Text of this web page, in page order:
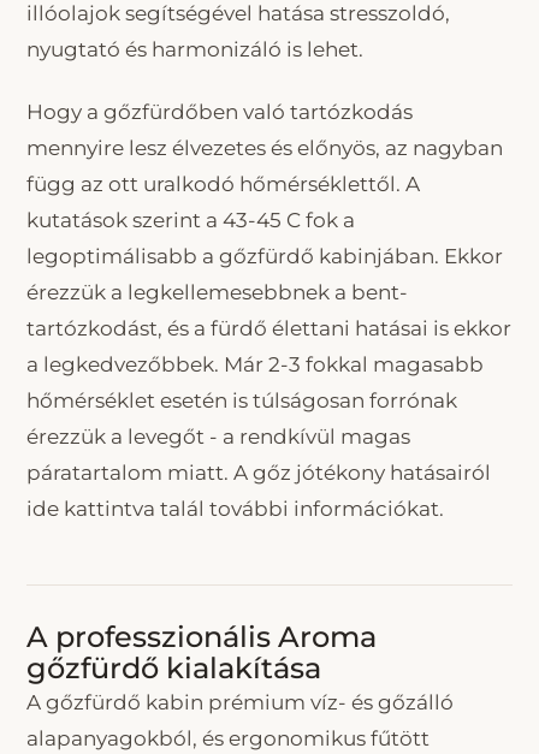
illóolajok segítségével hatása stresszoldó,
nyugtató és harmonizáló is lehet.
Hogy a gőzfürdőben való tartózkodás
mennyire lesz élvezetes és előnyös, az nagyban
függ az ott uralkodó hőmérséklettől. A
kutatások szerint a 43-45 C fok a
legoptimálisabb a gőzfürdő kabinjában. Ekkor
érezzük a legkellemesebbnek a bent-
tartózkodást, és a fürdő élettani hatásai is ekkor
a legkedvezőbbek. Már 2-3 fokkal magasabb
hőmérséklet esetén is túlságosan forrónak
érezzük a levegőt - a rendkívül magas
páratartalom miatt. A gőz jótékony hatásairól
ide kattintva talál további információkat.
A professzionális Aroma
gőzfürdő kialakítása
A gőzfürdő kabin prémium víz- és gőzálló
alapanyagokból, és ergonomikus fűtött